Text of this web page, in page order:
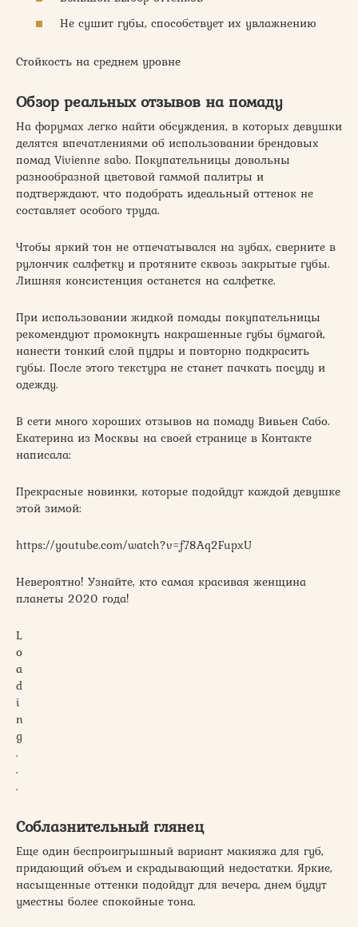
Не сушит губы, способствует их увлажнению
Стойкость на среднем уровне
Обзор реальных отзывов на помаду
На форумах легко найти обсуждения, в которых девушки
делятся впечатлениями об использовании брендовых
помад Vivienne sabo. Покупательницы довольны
разнообразной цветовой гаммой палитры и
подтверждают, что подобрать идеальный оттенок не
составляет особого труда.
Чтобы яркий тон не отпечатывался на зубах, сверните в
рулончик салфетку и протяните сквозь закрытые губы.
Лишняя консистенция останется на салфетке.
При использовании жидкой помады покупательницы
рекомендуют промокнуть накрашенные губы бумагой,
нанести тонкий слой пудры и повторно подкрасить
губы. После этого текстура не станет пачкать посуду и
одежду.
В сети много хороших отзывов на помаду Вивьен Сабо.
Екатерина из Москвы на своей странице в Контакте
написала:
Прекрасные новинки, которые подойдут каждой девушке
этой зимой:
https://youtube.com/watch?v=f78Aq2FupxU
Невероятно! Узнайте, кто самая красивая женщина
планеты 2020 года!
L
o
a
d
i
n
g
.
.
.
Соблазнительный глянец
Еще один беспроигрышный вариант макияжа для губ,
придающий объем и скрадывающий недостатки. Яркие,
насыщенные оттенки подойдут для вечера, днем будут
уместны более спокойные тона.